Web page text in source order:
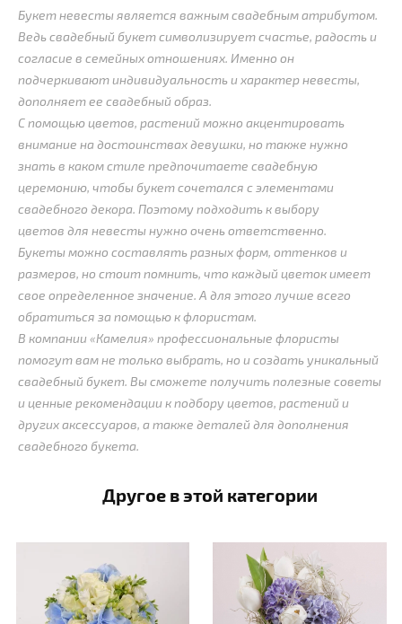
Букет невесты является важным свадебным атрибутом.
Ведь свадебный букет символизирует счастье, радость и
согласие в семейных отношениях. Именно он
подчеркивают индивидуальность и характер невесты,
дополняет ее свадебный образ.
С помощью цветов, растений можно акцентировать
внимание на достоинствах девушки, но также нужно
знать в каком стиле предпочитаете свадебную
церемонию, чтобы букет сочетался с элементами
свадебного декора. Поэтому подходить к выбору
цветов для невесты нужно очень ответственно.
Букеты можно составлять разных форм, оттенков и
размеров, но стоит помнить, что каждый цветок имеет
свое определенное значение. А для этого лучше всего
обратиться за помощью к флористам.
В компании «Камелия» профессиональные флористы
помогут вам не только выбрать, но и создать уникальный
свадебный букет. Вы сможете получить полезные советы
и ценные рекомендации к подбору цветов, растений и
других аксессуаров, а также деталей для дополнения
свадебного букета.
Другое в этой категории